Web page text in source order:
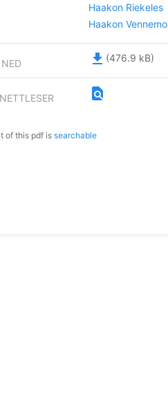
Haakon Riekeles
Haakon Vennemo
file_download (476.9 kB)
find_in_page
of this pdf is searchable